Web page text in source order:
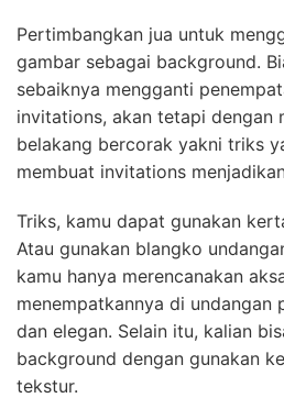
Pertimbangkan jua untuk
gambar sebagai background.
sebaiknya mengganti
invitations, akan tetapi dengan
belakang bercorak yakni triks
membuat invitations
Triks, kamu dapat gunakan
Atau gunakan blangko
kamu hanya merencanakan
menempatkannya di undangan
dan elegan. Selain itu, kalian
background dengan gunakan
tekstur.